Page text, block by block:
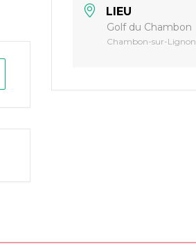
LIEU
Golf du Chambon
Chambon-sur-Lignon